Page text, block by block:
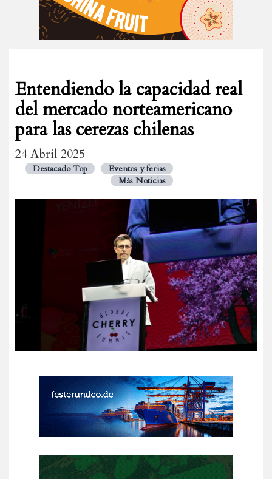
Entendiendo la capacidad real
del mercado norteamericano
para las cerezas chilenas
24 Abril 2025
Destacado Top
Eventos y ferias
Más Noticias